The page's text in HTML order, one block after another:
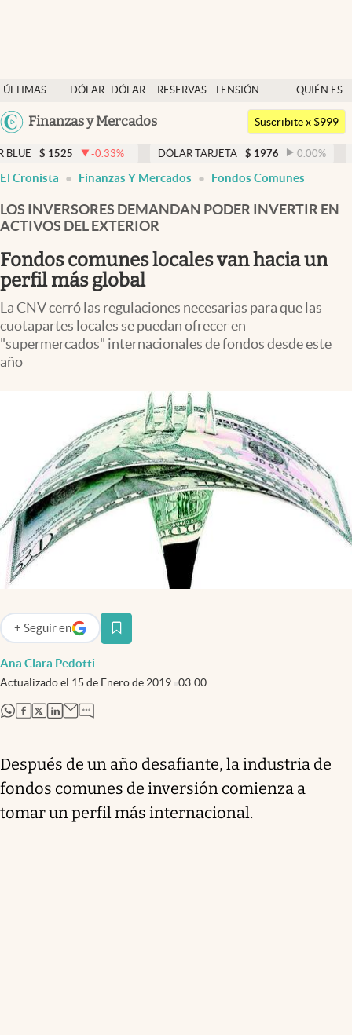
ÚLTIMAS
NOTICIAS
DÓLAR
DÓLAR
RESERVAS
TENSIÓN
GEOPOLÍTICA
QUIÉN ES
QUIÉN
Argentina
Colombia
Finanzas y Mercados
Dólar
Members
Economía y Política
Finanzas y Mercados
Mercados Online
Columnistas
Otras secciones
Apertura
Mundial 2026
Eventos Corporativos
El Cronista Studio
Mediakit
abre en nueva pestaña
Suscribite x $999
-0.33% DÓLAR TARJETA $ 1976 0.00% DÓLAR
El Cronista Finanzas Y Mercados Fondos Comunes
LOS INVERSORES DEMANDAN PODER INVERTIR EN
ACTIVOS DEL EXTERIOR
Fondos comunes locales van hacia un
perfil más global
La CNV cerró las regulaciones necesarias para que las
cuotapartes locales se puedan ofrecer en
"supermercados" internacionales de fondos desde este
año
Ana Clara Pedotti
Actualizado el 15 de Enero de 2019 03:00
+ Seguir en
abre en nueva pestaña
abre en nueva pestaña
abre en nueva pestaña
abre en nueva pestaña
abre en nueva pestaña
Después de un año desafiante, la industria de
fondos comunes de inversión comienza a
tomar un perfil más internacional.